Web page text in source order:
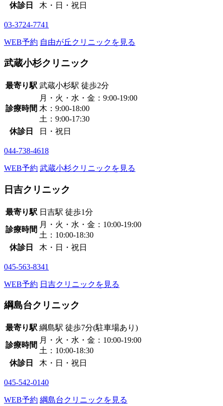
休診日
木・日・祝日
03-3724-7741
WEB予約 自由が丘クリニックを見る
武蔵小杉クリニック
最寄り駅 武蔵小杉駅 徒歩2分
診療時間
月・火・水・金：9:00-19:00
木：9:00-18:00
土：9:00-17:30
休診日
日・祝日
044-738-4618
WEB予約 武蔵小杉クリニックを見る
日吉クリニック
最寄り駅 日吉駅 徒歩1分
診療時間
月・火・水・金：10:00-19:00
土：10:00-18:30
休診日
木・日・祝日
045-563-8341
WEB予約 日吉クリニックを見る
綱島台クリニック
最寄り駅 綱島駅 徒歩7分(駐車場あり)
診療時間
月・火・水・金：10:00-19:00
土：10:00-18:30
休診日
木・日・祝日
045-542-0140
WEB予約 綱島台クリニックを見る